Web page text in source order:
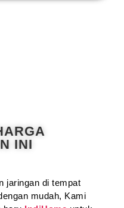
INI
jaringan di tempat
mudah, Kami